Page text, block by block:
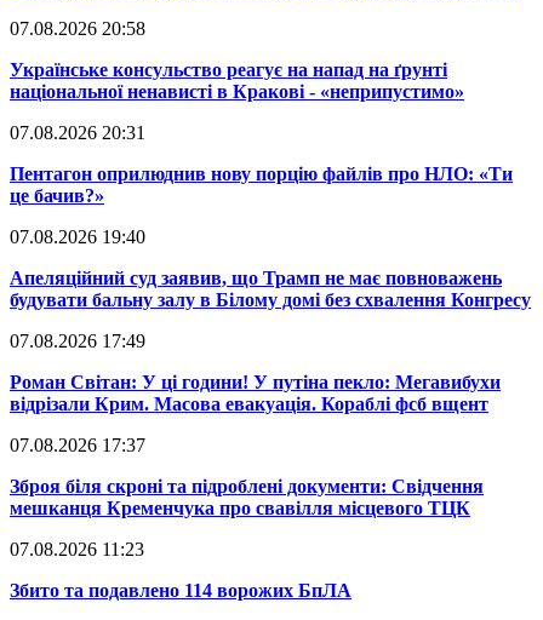
07.08.2026 20:58
​Українське консульство реагує на напад на ґрунті
національної ненависті в Кракові - «неприпустимо»
07.08.2026 20:31
​Пентагон оприлюднив нову порцію файлів про НЛО: «Ти
це бачив?»
07.08.2026 19:40
​Апеляційний суд заявив, що Трамп не має повноважень
будувати бальну залу в Білому домі без схвалення Конгресу
07.08.2026 17:49
​Роман Світан: У ці години! У путіна пекло: Мегавибухи
відрізали Крим. Масова евакуація. Кораблі фсб вщент
07.08.2026 17:37
​Зброя біля скроні та підроблені документи: Свідчення
мешканця Кременчука про свавілля місцевого ТЦК
07.08.2026 11:23
​Збито та подавлено 114 ворожих БпЛА